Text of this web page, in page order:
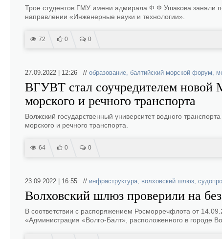
Трое студентов ГМУ имени адмирала Ф.Ф.Ушакова заняли
направлении «Инженерные науки и технологии».
72 0 0
27.09.2022 | 12:26 // образование, балтийский морской форум,
ВГУВТ стал соучредителем новой
морского и речного транспорта
Волжский государственный университет водного
морского и речного транспорта.
64 0 0
23.09.2022 | 16:55 // инфраструктура, волховский шлюз,
Волховский шлюз проверили на
В соответствии с распоряжением Росморречфлота от
«Администрация «Волго-Балт», расположенного в городе